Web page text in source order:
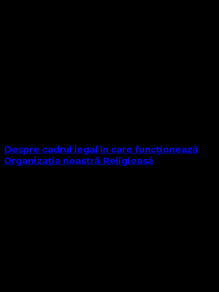
Despre cadrul legal în care funcționează
Organizația noastră Religioasă